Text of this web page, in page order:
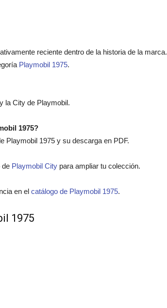
reciente dentro de la historia de la marca.
Playmobil 1975.
la City de Playmobil.
1975?
Playmobil 1975 y su descarga en PDF.
de Playmobil City para ampliar tu colección.
en el catálogo de Playmobil 1975.
1975